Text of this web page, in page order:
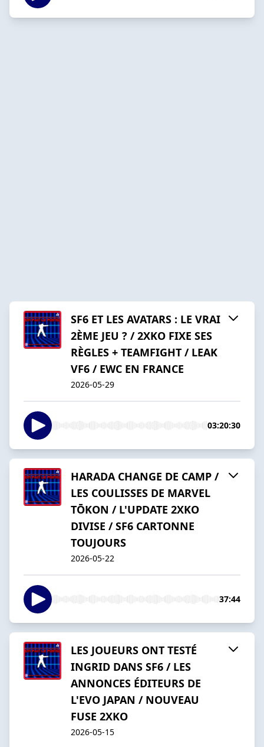
SF6 ET LES AVATARS : LE VRAI
2ÈME JEU ? / 2XKO FIXE SES
RÈGLES + TEAMFIGHT / LEAK
VF6 / EWC EN FRANCE
2026-05-29
03:20:30
HARADA CHANGE DE CAMP /
LES COULISSES DE MARVEL
TŌKON / L'UPDATE 2XKO
DIVISE / SF6 CARTONNE
TOUJOURS
2026-05-22
37:44
LES JOUEURS ONT TESTÉ
INGRID DANS SF6 / LES
ANNONCES ÉDITEURS DE
L'EVO JAPAN / NOUVEAU
FUSE 2XKO
2026-05-15